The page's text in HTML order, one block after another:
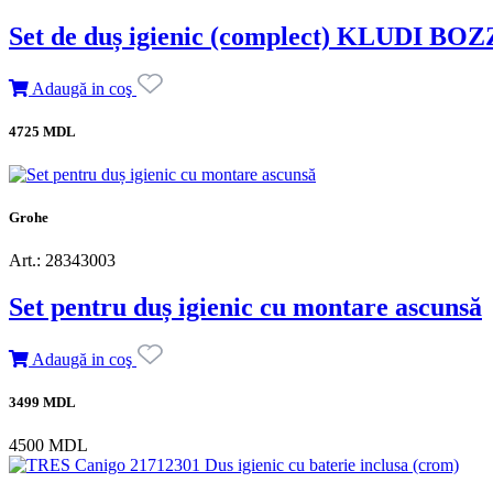
Set de duș igienic (complect) KLUDI
Adaugă in coş
4725 MDL
Grohe
Art.: 28343003
Set pentru duș igienic cu montare ascunsă
Adaugă in coş
3499 MDL
4500 MDL